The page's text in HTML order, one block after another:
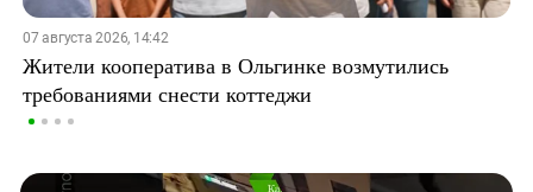
07 августа 2026, 14:42
Жители кооператива в Ольгинке возмутились
требованиями снести коттеджи